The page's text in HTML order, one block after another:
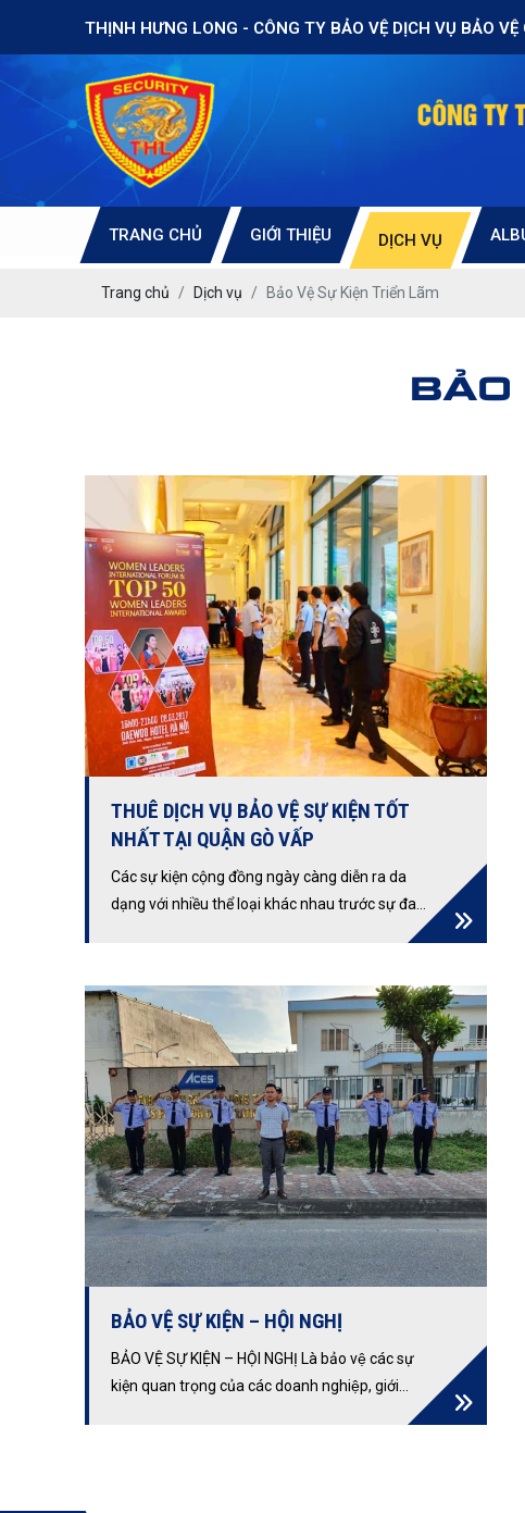
THỊNH HƯNG LONG - CÔNG TY BẢO VỆ DỊCH VỤ BẢO
TRANG CHỦ GIỚI THIỆU DỊCH VỤ
Trang chủ Dịch vụ Bảo Vệ Sự Kiện Triển Lãm
BẢO
THUÊ DỊCH VỤ BẢO VỆ SỰ KIỆN TỐT
NHẤT TẠI QUẬN GÒ VẤP
Các sự kiện cộng đồng ngày càng diễn ra da
dạng với nhiều thể loại khác nhau trước sự đa
BẢO VỆ SỰ KIỆN – HỘI NGHỊ
BẢO VỆ SỰ KIỆN – HỘI NGHỊ Là bảo vệ các sự
kiện quan trọng của các doanh nghiệp, giới
thiệu sản phẩm, hội chợ triển lãm, các buổi ca